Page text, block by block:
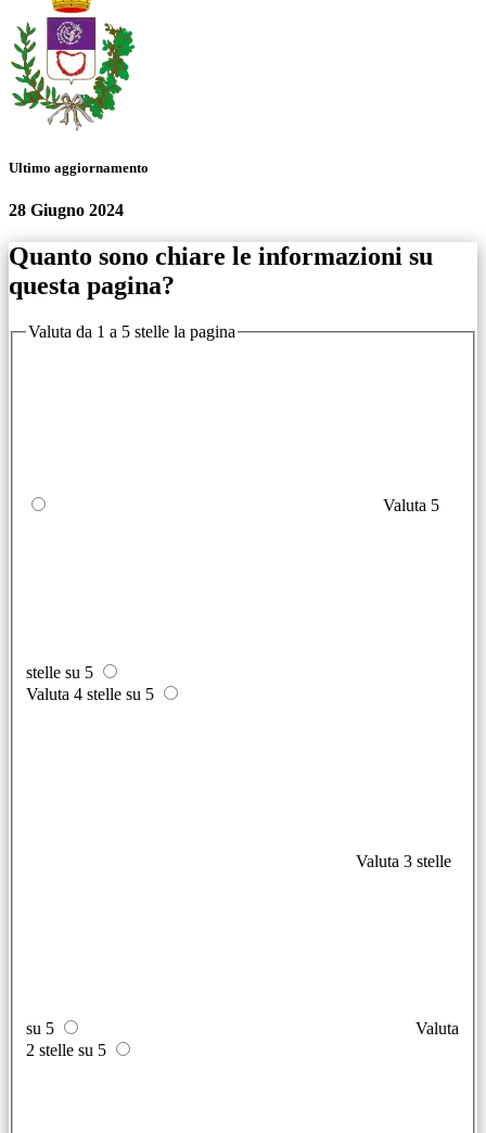
Ultimo aggiornamento
28 Giugno 2024
Quanto sono chiare le informazioni su
questa pagina?
Valuta da 1 a 5 stelle la pagina
Valuta 5
stelle su 5
Valuta 4 stelle su 5
Valuta 3 stelle
su 5
Valuta
2 stelle su 5